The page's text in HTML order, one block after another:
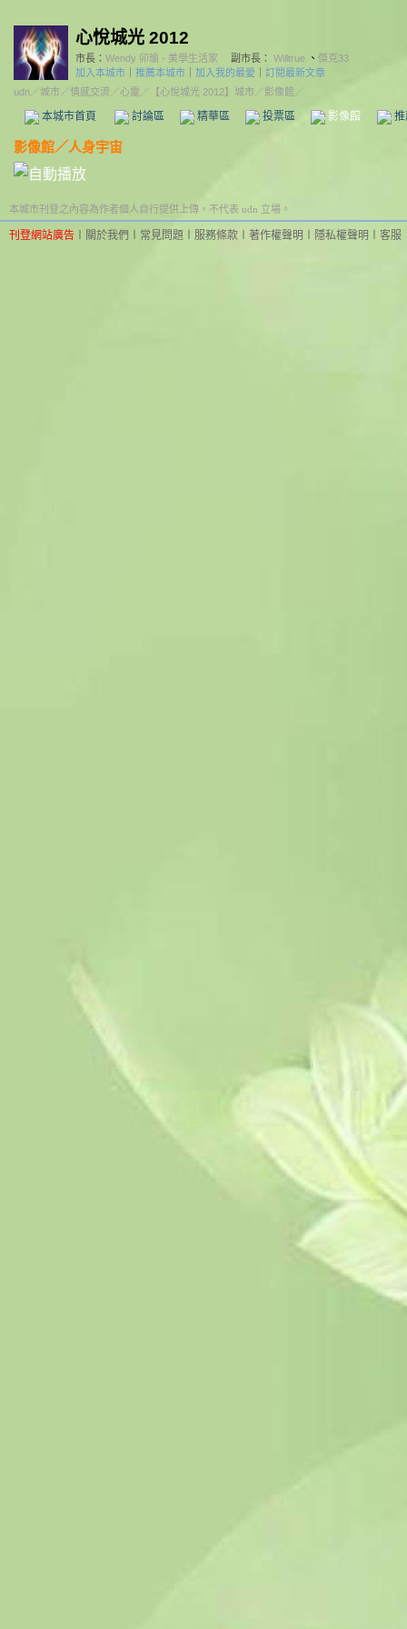
心悅城光 2012
市長： Wendy 卯瑜 - 美學生活家 副市長： Willtrue 、 傑克33
加入本城市
推薦本城市 加入我的最愛
訂閱最新文章
udn／城市 ／情感交流 ／心靈 ／ 【心悅城光 2012】城市 ／影像館／
本城市首頁 討論區 精華區 投票區 影像館
影像館／人身宇宙
本城市刊登之內容為作者個人自行提供上傳，不代表 udn 立場。
刊登網站廣告 關於我們 常見問題 服務條款 著作權聲明 隱私權聲明 客服